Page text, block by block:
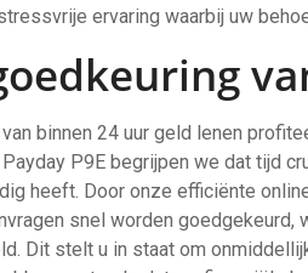
ervaring waarbij uw
binnen 24 uur geld lenen
P9E begrijpen we dat tijd
heeft. Door onze efficiënte
snel worden
Dit stelt u in staat om